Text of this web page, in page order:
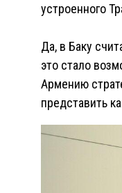
устроенного
Да, в Баку
это стало
Армению
представить